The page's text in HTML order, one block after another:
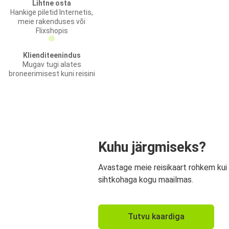
Lihtne osta
Hankige piletid Internetis,
meie rakenduses või
Flixshopis
Klienditeenindus
Mugav tugi alates
broneerimisest kuni reisini
Kuhu järgmiseks?
Avastage meie reisikaart rohkem
sihtkohaga kogu maailmas.
Tutvu kaardiga